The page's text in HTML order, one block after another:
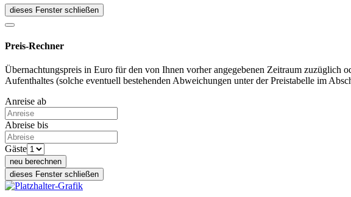
dieses Fenster schließen
Preis-Rechner
Übernachtungspreis in Euro für den von Ihnen vorher angegebenen Zeitraum zuzüglich
Aufenthaltes (solche eventuell bestehenden Abweichungen unter der Preistabelle im
Anreise ab
Abreise bis
Gäste
neu berechnen
dieses Fenster schließen